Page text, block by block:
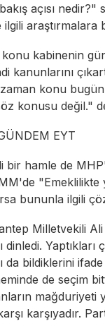
açısı
ilgili araştırmalara
konu kabinenin
kanunlarını
zaman konu
konusu değil."
EYT
bir hamle de
"Emeklilikte
bununla ilgili
Milletvekili
dinledi.
da bildiklerini
de seçim
karşıyadır.